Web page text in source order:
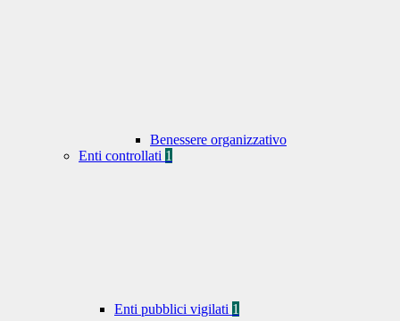
Benessere organizzativo
Enti controllati 1
Enti pubblici vigilati 1